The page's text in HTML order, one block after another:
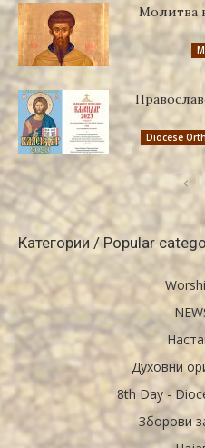
Молитва
Diocese
Категории / Popular
Духовни
8th Day -
Зборови